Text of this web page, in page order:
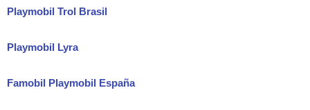
Playmobil Trol Brasil
Playmobil Lyra
Famobil Playmobil España